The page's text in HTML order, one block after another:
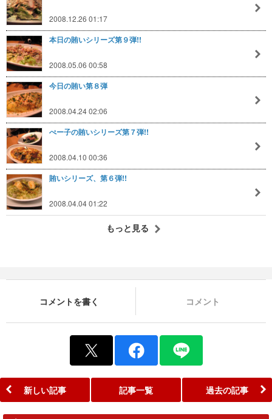
2008.12.26 01:17
本日の賄いシリーズ第９弾!!
2008.05.06 00:58
今日の賄い第８弾
2008.04.24 02:06
ぺー子の賄いシリーズ第７弾!!
2008.04.10 00:36
賄いシリーズ、第６弾!!
2008.04.04 01:22
もっと見る
コメントを書く コメント
新しい記事 記事一覧 過去の記事